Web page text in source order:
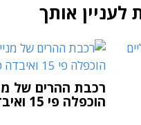
לעניין אותך
רכבת ההרים של
הוכפלה פי 15 ואיבדה כ-50%